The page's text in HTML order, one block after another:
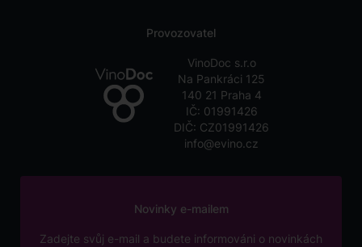
Provozovatel
VinoDoc s.r.o
Na Pankráci 125
140 21 Praha 4
IČ: 01991426
DIČ: CZ01991426
info@evino.cz
Novinky e-mailem
Zadejte svůj e-mail a budete informováni o novinkách